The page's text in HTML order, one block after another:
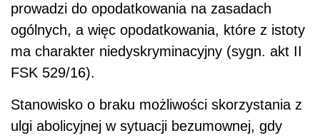
prowadzi do opodatkowania na zasadach
ogólnych, a więc opodatkowania, które z istoty
ma charakter niedyskryminacyjny (sygn. akt II
FSK 529/16).
Stanowisko o braku możliwości skorzystania z
ulgi abolicyjnej w sytuacji bezumownej, gdy